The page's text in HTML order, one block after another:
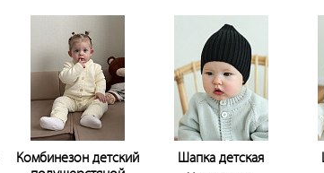
Комбинезон детский
Шапка детская